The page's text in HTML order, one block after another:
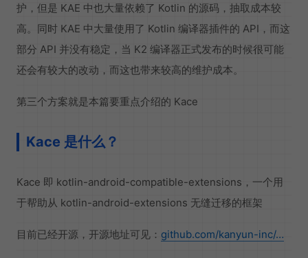
护，但是 KAE 中也大量依赖了 Kotlin 的源码，抽取成本较
高。同时 KAE 中大量使用了 Kotlin 编译器插件的 API，而这
部分 API 并没有稳定，当 K2 编译器正式发布的时候很可能
还会有较大的改动，而这也带来较高的维护成本。
第三个方案就是本篇要重点介绍的 Kace
Kace 是什么？
Kace 即 kotlin-android-compatible-extensions，一个用
于帮助从 kotlin-android-extensions 无缝迁移的框架
目前已经开源，开源地址可见： github.com/kanyun-inc/…